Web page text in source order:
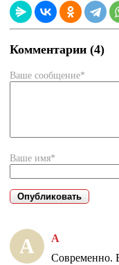
Комментарии (4)
Ваше сообщение*
Ваше имя*
А А
Современно.